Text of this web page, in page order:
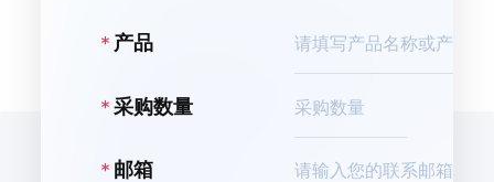
产品
采购数量
邮箱